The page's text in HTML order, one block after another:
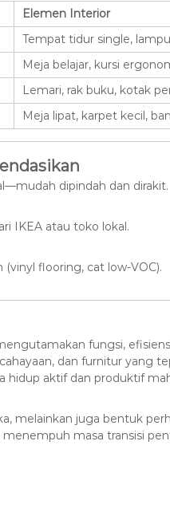
Elemen Interior
Tempat tidur single,
Meja belajar, kursi
Lemari, rak buku, kotak
Meja lipat, karpet kecil,
dipindah dan dirakit.
IKEA atau toko lokal.
flooring, cat low-VOC).
fungsi,
dan furnitur yang
aktif dan produktif
melainkan juga bentuk
masa transisi